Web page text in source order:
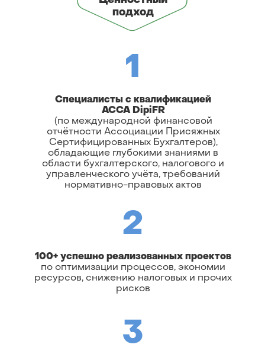
подход
Специалисты с квалификацией
ACCA DipiFR
(по международной финансовой
отчётности Ассоциации Присяжных
Сертифицированных Бухгалтеров),
обладающие глубокими знаниями в
области бухгалтерского, налогового и
управленческого учёта, требований
нормативно-правовых актов
100+ успешно реализованных проектов
по оптимизации процессов, экономии
ресурсов, снижению налоговых и прочих
рисков
1
2
3